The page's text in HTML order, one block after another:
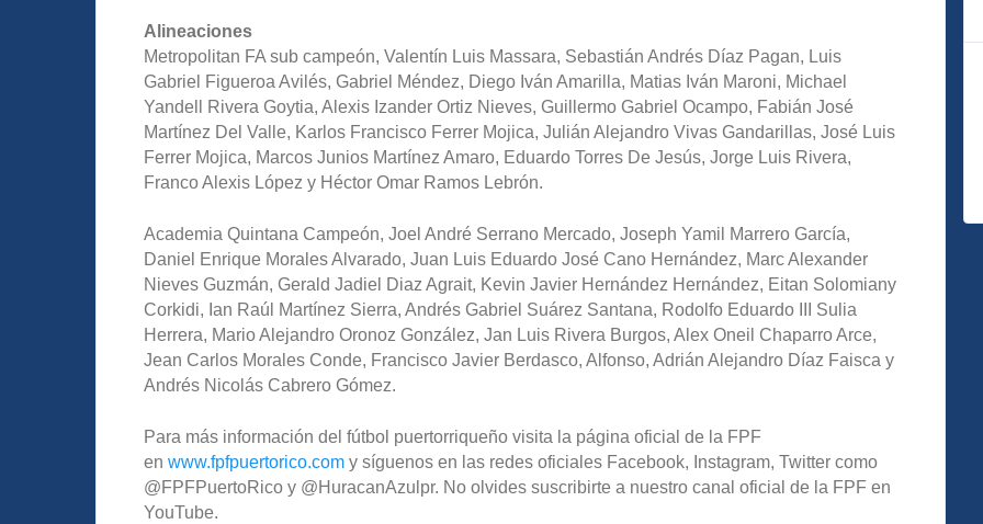
Alineaciones
Metropolitan FA sub campeón, Valentín Luis Massara, Sebastián Andrés Díaz Pagan, Luis
Gabriel Figueroa Avilés, Gabriel Méndez, Diego Iván Amarilla, Matias Iván Maroni, Michael
Yandell Rivera Goytia, Alexis Izander Ortiz Nieves, Guillermo Gabriel Ocampo, Fabián José
Martínez Del Valle, Karlos Francisco Ferrer Mojica, Julián Alejandro Vivas Gandarillas, José Luis
Ferrer Mojica, Marcos Junios Martínez Amaro, Eduardo Torres De Jesús, Jorge Luis Rivera,
Franco Alexis López y Héctor Omar Ramos Lebrón.
Academia Quintana Campeón, Joel André Serrano Mercado, Joseph Yamil Marrero García,
Daniel Enrique Morales Alvarado, Juan Luis Eduardo José Cano Hernández, Marc Alexander
Nieves Guzmán, Gerald Jadiel Diaz Agrait, Kevin Javier Hernández Hernández, Eitan Solomiany
Corkidi, Ian Raúl Martínez Sierra, Andrés Gabriel Suárez Santana, Rodolfo Eduardo III Sulia
Herrera, Mario Alejandro Oronoz González, Jan Luis Rivera Burgos, Alex Oneil Chaparro Arce,
Jean Carlos Morales Conde, Francisco Javier Berdasco, Alfonso, Adrián Alejandro Díaz Faisca y
Andrés Nicolás Cabrero Gómez.
Para más información del fútbol puertorriqueño visita la página oficial de la FPF
en www.fpfpuertorico.com y síguenos en las redes oficiales Facebook, Instagram, Twitter como
@FPFPuertoRico y @HuracanAzulpr. No olvides suscribirte a nuestro canal oficial de la FPF en
YouTube.